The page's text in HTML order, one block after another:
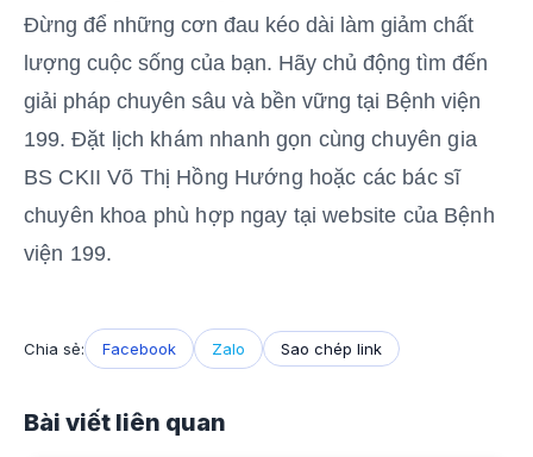
Đừng để những cơn đau kéo dài làm giảm chất
lượng cuộc sống của bạn. Hãy chủ động tìm đến
giải pháp chuyên sâu và bền vững tại Bệnh viện
199. Đặt lịch khám nhanh gọn cùng chuyên gia
BS CKII Võ Thị Hồng Hướng hoặc các bác sĩ
chuyên khoa phù hợp ngay tại website của Bệnh
viện 199.
Chia sẻ: Facebook Zalo Sao chép link
Bài viết liên quan